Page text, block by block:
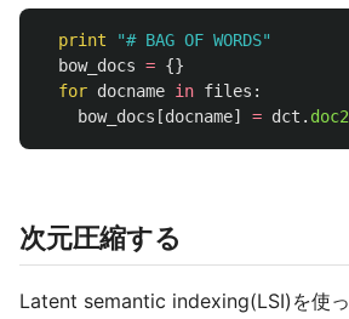
print "# BAG OF WORDS"
bow_docs = {}
for docname in files :
bow_docs [docname] = dct .
次元圧縮する
Latent semantic indexing(LSI)を使